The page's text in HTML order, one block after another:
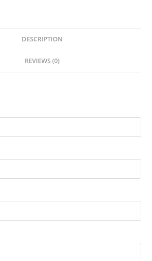
DESCRIPTION
REVIEWS (0)